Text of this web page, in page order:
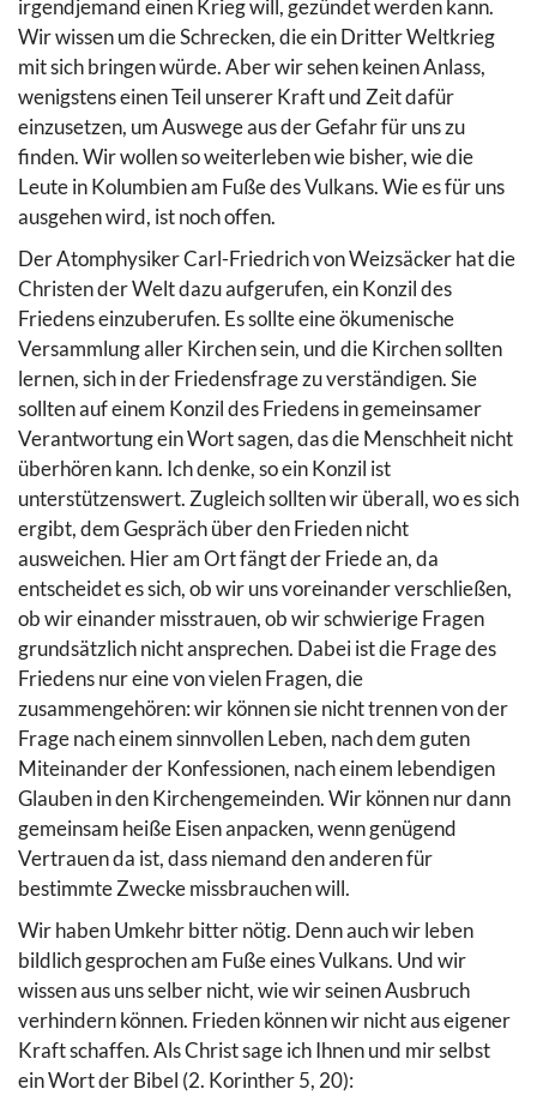
irgendjemand einen Krieg will, gezündet werden kann.
Wir wissen um die Schrecken, die ein Dritter Weltkrieg
mit sich bringen würde. Aber wir sehen keinen Anlass,
wenigstens einen Teil unserer Kraft und Zeit dafür
einzusetzen, um Auswege aus der Gefahr für uns zu
finden. Wir wollen so weiterleben wie bisher, wie die
Leute in Kolumbien am Fuße des Vulkans. Wie es für uns
ausgehen wird, ist noch offen.
Der Atomphysiker Carl-Friedrich von Weizsäcker hat die
Christen der Welt dazu aufgerufen, ein Konzil des
Friedens einzuberufen. Es sollte eine ökumenische
Versammlung aller Kirchen sein, und die Kirchen sollten
lernen, sich in der Friedensfrage zu verständigen. Sie
sollten auf einem Konzil des Friedens in gemeinsamer
Verantwortung ein Wort sagen, das die Menschheit nicht
überhören kann. Ich denke, so ein Konzil ist
unterstützenswert. Zugleich sollten wir überall, wo es sich
ergibt, dem Gespräch über den Frieden nicht
ausweichen. Hier am Ort fängt der Friede an, da
entscheidet es sich, ob wir uns voreinander verschließen,
ob wir einander misstrauen, ob wir schwierige Fragen
grundsätzlich nicht ansprechen. Dabei ist die Frage des
Friedens nur eine von vielen Fragen, die
zusammengehören: wir können sie nicht trennen von der
Frage nach einem sinnvollen Leben, nach dem guten
Miteinander der Konfessionen, nach einem lebendigen
Glauben in den Kirchengemeinden. Wir können nur dann
gemeinsam heiße Eisen anpacken, wenn genügend
Vertrauen da ist, dass niemand den anderen für
bestimmte Zwecke missbrauchen will.
Wir haben Umkehr bitter nötig. Denn auch wir leben
bildlich gesprochen am Fuße eines Vulkans. Und wir
wissen aus uns selber nicht, wie wir seinen Ausbruch
verhindern können. Frieden können wir nicht aus eigener
Kraft schaffen. Als Christ sage ich Ihnen und mir selbst
ein Wort der Bibel (2. Korinther 5, 20):